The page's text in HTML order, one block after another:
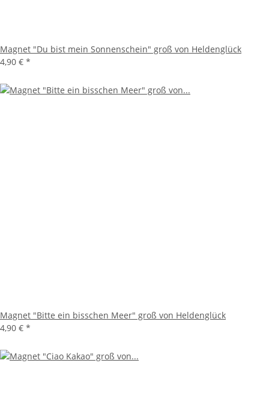
Magnet "Du bist mein Sonnenschein" groß von Heldenglück
4,90 € *
Magnet "Bitte ein bisschen Meer" groß von Heldenglück
4,90 € *